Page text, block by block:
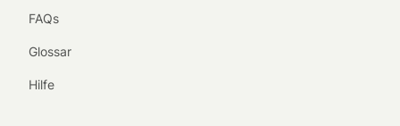
FAQs
Glossar
Hilfe